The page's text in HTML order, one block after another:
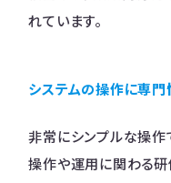
れています。
システムの操作に専
非常にシンプルな操作
操作や運用に関わる